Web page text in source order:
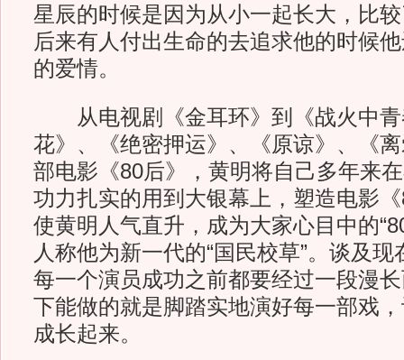
星辰的时候是因为从小一起长大，比
后来有人付出生命的去追求他的时候
的爱情。
从电视剧《金耳环》到《战火中青
花》、《绝密押运》、《原谅》、《
部电影《80后》，黄明将自己多年来
功力扎实的用到大银幕上，塑造电影
使黄明人气直升，成为大家心目中的
人称他为新一代的“国民校草”。谈及
每一个演员成功之前都要经过一段漫
下能做的就是脚踏实地演好每一部戏
成长起来。